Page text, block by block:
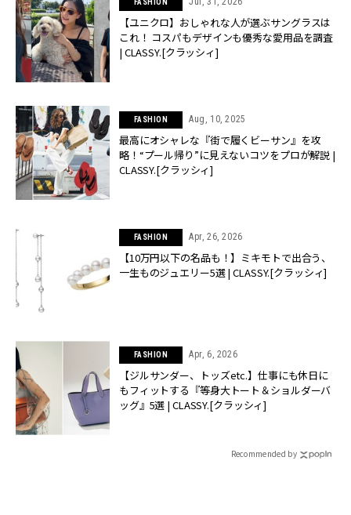
【ユニクロ】おしゃれな人が選ぶサングラスは
これ！ コスパもデザインも優秀な愛用品を調査
| CLASSY.[クラッシィ]
FASHION Aug, 10, 2025
最高にオシャレな『街で履くビーサン』を攻
略！“プール帰り”に見えないコツをプロが解説 |
CLASSY.[クラッシィ]
FASHION Apr, 26, 2026
【10万円以下の名品も！】ミキモトで出合う、
一生ものジュエリー5選 | CLASSY.[クラッシィ]
FASHION Apr, 6, 2026
【ジルサンダー、トッズetc.】仕事にも休日に
もフィットする『等身大トート＆ショルダーバ
ッグ』5選 | CLASSY.[クラッシィ]
Recommended by